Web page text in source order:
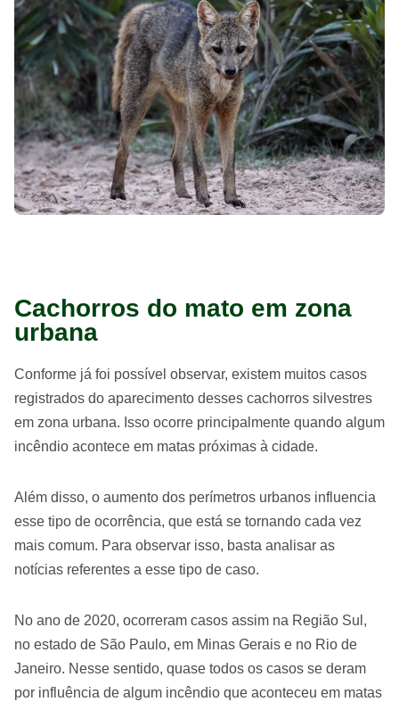
Cachorros do mato em zona
urbana
Conforme já foi possível observar, existem muitos casos
registrados do aparecimento desses cachorros silvestres
em zona urbana. Isso ocorre principalmente quando algum
incêndio acontece em matas próximas à cidade.
Além disso, o aumento dos perímetros urbanos influencia
esse tipo de ocorrência, que está se tornando cada vez
mais comum. Para observar isso, basta analisar as
notícias referentes a esse tipo de caso.
No ano de 2020, ocorreram casos assim na Região Sul,
no estado de São Paulo, em Minas Gerais e no Rio de
Janeiro. Nesse sentido, quase todos os casos se deram
por influência de algum incêndio que aconteceu em matas